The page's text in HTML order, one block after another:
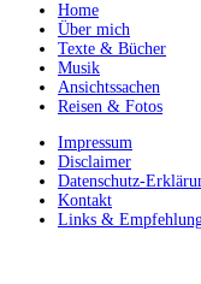
Home
Über mich
Texte & Bücher
Musik
Ansichtssachen
Reisen & Fotos
Impressum
Disclaimer
Datenschutz-
Kontakt
Links &